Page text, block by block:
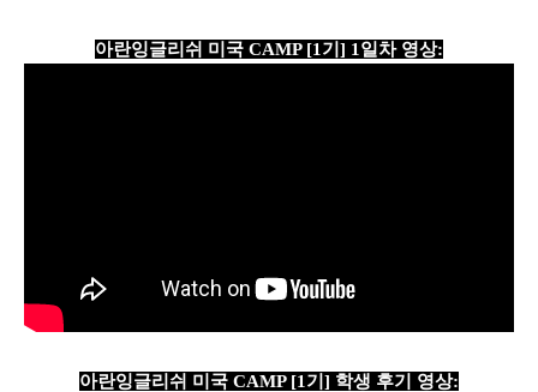
아란잉글리쉬 미국 CAMP [1기] 1일차 영상:
아란잉글리쉬 미국 CAMP [1기] 학생 후기 영상: